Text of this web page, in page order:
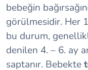
bebeğin
görülmesidir. Her
bu durum,
denilen 4. – 6. ay
saptanır. Bebekte